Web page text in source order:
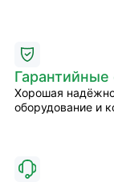
Гарантийные
Хорошая
оборудование и